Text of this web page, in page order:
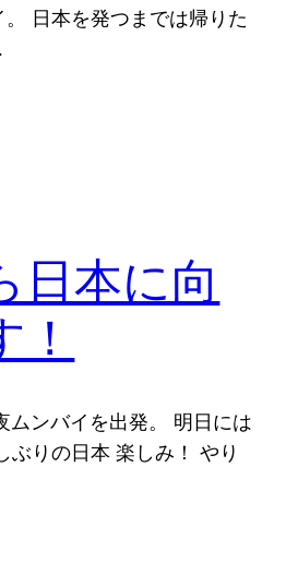
日本を発つまでは帰りた
日本に向
ムンバイを出発。 明日には
ぶりの日本 楽しみ！ やり